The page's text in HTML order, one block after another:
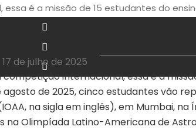
é a missão de 15 estudantes do
‎ ‎ ‎ ‎ ‎ ‎ ‎ ‎ ‎ ‎ ‎ ‎ ‎ ‎ ‎ ‎ ‎ ‎ ‎ ‎ ‎ ‎ ‎ ‎ ‎ ‎ ‎ ‎ ‎ ‎ ‎
17 de julho de 2025
internacional, essa é a
agosto de 2025, cinco estudantes
na sigla em inglês), em Mumbai, na
na Olimpíada Latino-Americana de